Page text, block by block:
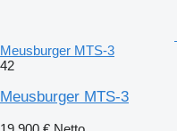
Meusburger MTS-3
42
Meusburger MTS-3